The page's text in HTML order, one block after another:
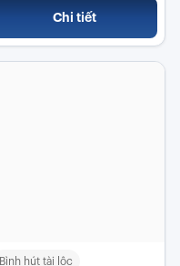
Chi tiết
Bình hút tài lộc